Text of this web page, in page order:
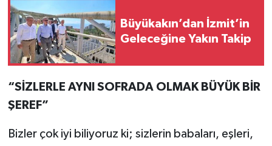
Büyükakın’dan İzmit’in
Geleceğine Yakın Takip
“SİZLERLE AYNI SOFRADA OLMAK BÜYÜK BİR
ŞEREF”
Bizler çok iyi biliyoruz ki; sizlerin babaları, eşleri,